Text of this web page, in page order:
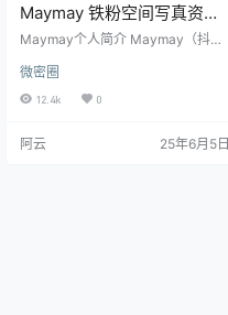
Maymay 铁粉空间写真资源
及视频合集下载
Maymay个人简介 Maymay（抖音
江的22岁女性创作者，账号已实名
认证。凭借轻松可爱的作品风格，
号头像采用向日葵卡通形象，强化
微密圈
12.4k 0
阿云 25年6月5日